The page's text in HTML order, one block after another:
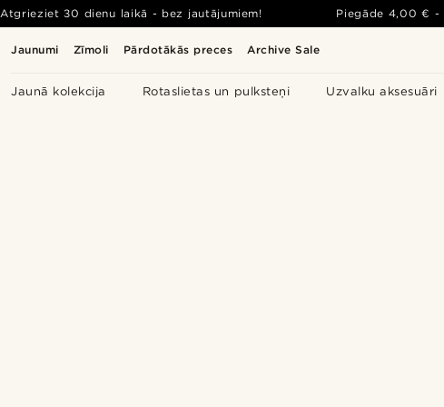
Jaunumi Zīmoli Pārdotākās preces Archive Sale
Jaunā kolekcija Rotaslietas un pulksteņi Uzvalku aksesuāri
Atgrieziet 30 dienu laikā - bez jautājumiem! Piegāde 4,00 € -